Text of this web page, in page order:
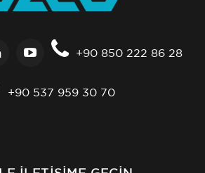
+90 850 222 86 28
+90 537 959 30 70